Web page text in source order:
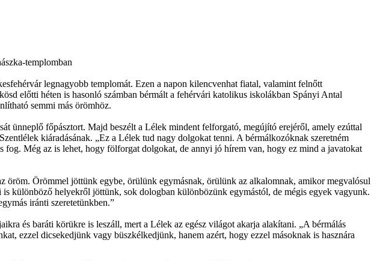
templomban
legnagyobb templomát. Ezen a napon kilencvenhat fiatal, valamint felnőtt
előtti héten is hasonló számban bérmált a fehérvári katolikus iskolákban Spányi Antal
semmi más örömhöz.
ünneplő főpásztort. Majd beszélt a Lélek mindent felforgató, megújító erejéről, amely ezúttal
kiáradásának. „Ez a Lélek tud nagy dolgokat tenni. A bérmálkozóknak szeretném
Még az is lehet, hogy fölforgat dolgokat, de annyi jó hírem van, hogy ez mind a javatokat
Örömmel jöttünk egybe, örülünk egymásnak, örülünk az alkalomnak, amikor megvalósul
különböző helyekről jöttünk, sok dologban különbözünk egymástól, de mégis egyek vagyunk.
iránti szeretetünkben.”
és baráti körükre is leszáll, mert a Lélek az egész világot akarja alakítani. „A bérmálás
ezzel dicsekedjünk vagy büszkélkedjünk, hanem azért, hogy ezzel másoknak is hasznára